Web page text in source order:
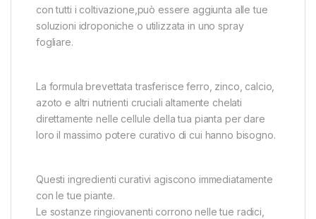
con tutti i coltivazione,può essere aggiunta alle tue
soluzioni idroponiche o utilizzata in uno spray
fogliare.
La formula brevettata trasferisce ferro, zinco, calcio,
azoto e altri nutrienti cruciali altamente chelati
direttamente nelle cellule della tua pianta per dare
loro il massimo potere curativo di cui hanno bisogno.
Questi ingredienti curativi agiscono immediatamente
con le tue piante.
Le sostanze ringiovanenti corrono nelle tue radici,